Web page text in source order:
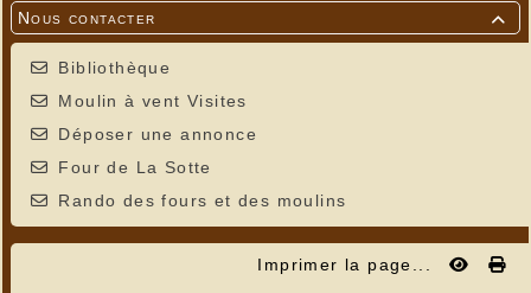

Nous contacter
Bibliothèque
Moulin à vent Visites
Déposer une annonce
Four de La Sotte
Rando des fours et des moulins
Imprimer la page...